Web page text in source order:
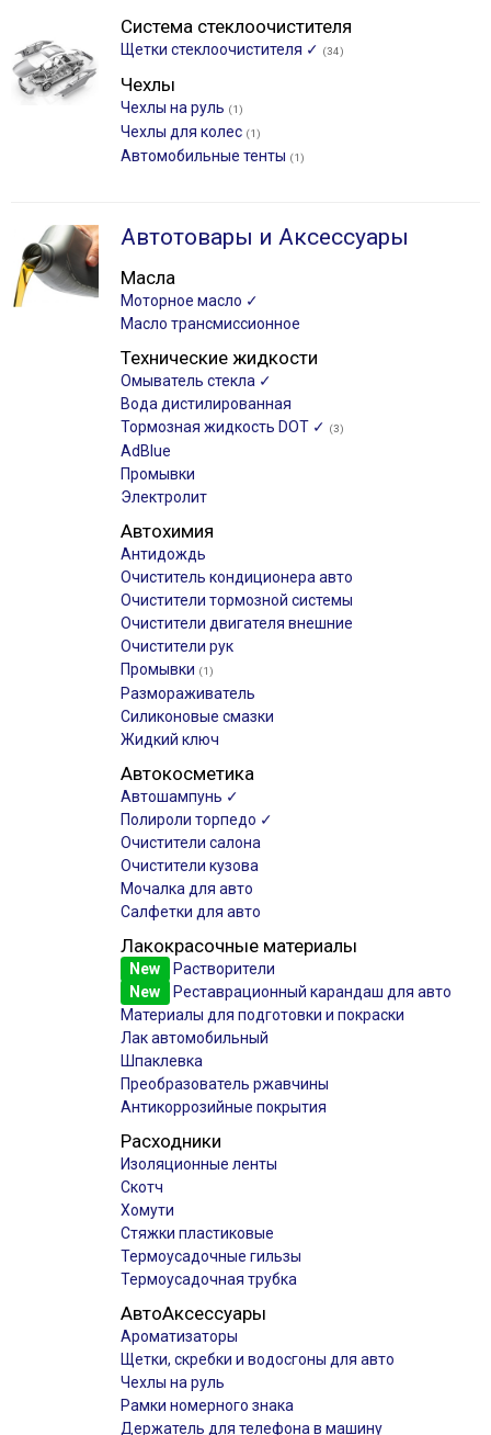
Система стеклоочистителя
Щетки стеклоочистителя ✓ (34)
Чехлы
Чехлы на руль (1)
Чехлы для колес (1)
Автомобильные тенты (1)
Автотовары и Аксессуары
Масла
Моторное масло ✓
Масло трансмиссионное
Технические жидкости
Омыватель стекла ✓
Вода дистилированная
Тормозная жидкость DOT ✓ (3)
AdBlue
Промывки
Электролит
Автохимия
Антидождь
Очиститель кондиционера авто
Очистители тормозной системы
Очистители двигателя внешние
Очистители рук
Промывки (1)
Размораживатель
Силиконовые смазки
Жидкий ключ
Автокосметика
Автошампунь ✓
Полироли торпедо ✓
Очистители салона
Очистители кузова
Мочалка для авто
Салфетки для авто
Лакокрасочные материалы
New
Растворители
New
Реставрационный карандаш для авто
Материалы для подготовки и покраски
Лак автомобильный
Шпаклевка
Преобразователь ржавчины
Антикоррозийные покрытия
Расходники
Изоляционные ленты
Скотч
Хомути
Стяжки пластиковые
Термоусадочные гильзы
Термоусадочная трубка
АвтоАксессуары
Ароматизаторы
Щетки, скребки и водосгоны для авто
Чехлы на руль
Рамки номерного знака
Держатель для телефона в машину